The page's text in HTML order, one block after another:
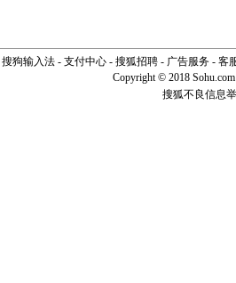
搜狗输入法- 支付中心- 搜狐招聘- 广告服务- 客
Copyright © 2018
搜狐不良信息